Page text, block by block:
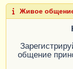
ТипДоставки,
ТипУпаковки
|ИЗ
|
Живое
общение